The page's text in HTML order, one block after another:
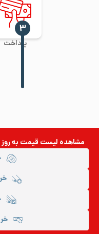
پرداخت
‍۳
مشاهده لیست قیمت به روز